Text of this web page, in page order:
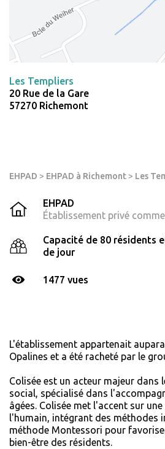
EHPAD > EHPAD à Richemont > Les
EHPAD
Établissement privé
Capacité de 80 résidents
de jour
1477 vues
L'établissement appartenait
Opalines et a été racheté par le
Colisée est un acteur majeur dans
social, spécialisé dans
âgées. Colisée met l'accent sur
l'humain, intégrant des méthodes
méthode Montessori pour
bien-être des résidents.
Les Templiers
20 Rue de la Gare
57270 Richemont